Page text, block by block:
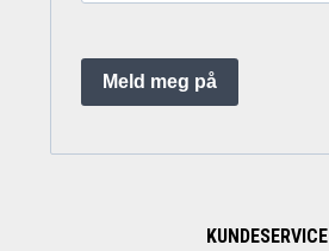
Meld meg på
KUNDESERVICE